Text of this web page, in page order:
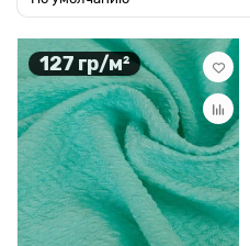
127 гр/м²